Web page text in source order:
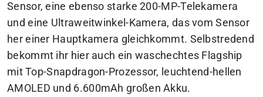
Sensor, eine ebenso starke 200-MP-Telekamera
und eine Ultraweitwinkel-Kamera, das vom Sensor
her einer Hauptkamera gleichkommt. Selbstredend
bekommt ihr hier auch ein waschechtes Flagship
mit Top-Snapdragon-Prozessor, leuchtend-hellen
AMOLED und 6.600mAh großen Akku.